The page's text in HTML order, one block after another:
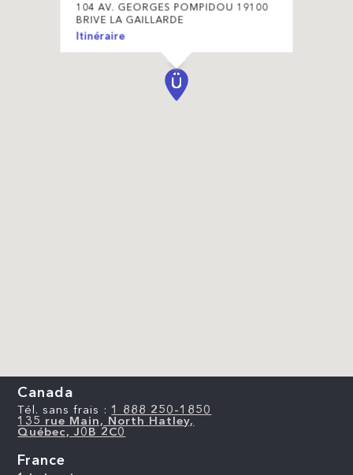
104 AV. GEORGES POMPIDOU 19100
BRIVE LA GAILLARDE
Itinéraire
Canada
Tél. sans frais : 1 888 250-1850
135 rue Main, North Hatley,
Québec, J0B 2C0
France